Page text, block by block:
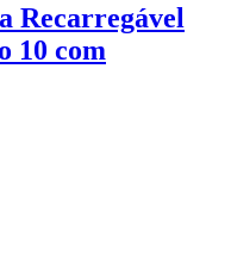
Recarregável
10 com